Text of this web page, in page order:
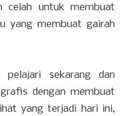
celah untuk membuat
yang membuat gairah
sekarang dan
dengan membuat
yang terjadi hari ini,